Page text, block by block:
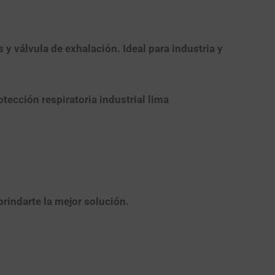
válvula de exhalación. Ideal para industria y
respiratoria industrial lima
la mejor solución.